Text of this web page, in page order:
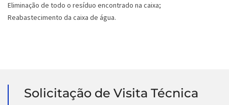
Eliminação de todo o resíduo encontrado na caixa;
Reabastecimento da caixa de água.
Solicitação de Visita Técnica